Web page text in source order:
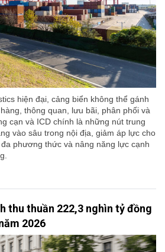
hiện đại, cảng biển không thể gánh
thông quan, lưu bãi, phân phối và
cạn và ICD chính là những nút trung
vào sâu trong nội địa, giảm áp lực cho
phương thức và nâng năng lực cạnh
thu thuần 222,3 nghìn tỷ đồng
2026